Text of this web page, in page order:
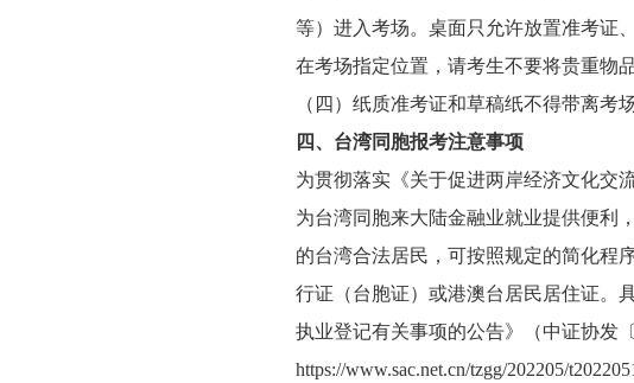
等）进入考场。桌面只允许放置准考证
在考场指定位置，请考生不要将贵重物
（四）纸质准考证和草稿纸不得带离考
四、台湾同胞报考注意事项
为贯彻落实《关于促进两岸经济文化交
为台湾同胞来大陆金融业就业提供便利
的台湾合法居民，可按照规定的简化程
行证（台胞证）或港澳台居民居住证。
执业登记有关事项的公告》（中证协发〔
https://www.sac.net.cn/tzgg/202205/